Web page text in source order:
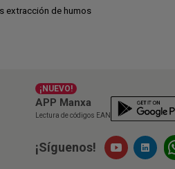
extracción de humos
¡NUEVO!
APP Manxa
Lectura de códigos EAN
¡Síguenos!